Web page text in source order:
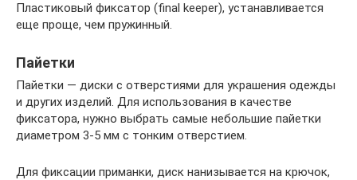
Пластиковый фиксатор (final keeper), устанавливается
еще проще, чем пружинный.
Пайетки
Пайетки — диски с отверстиями для украшения одежды
и других изделий. Для использования в качестве
фиксатора, нужно выбрать самые небольшие пайетки
диаметром 3-5 мм с тонким отверстием.
Для фиксации приманки, диск нанизывается на крючок,